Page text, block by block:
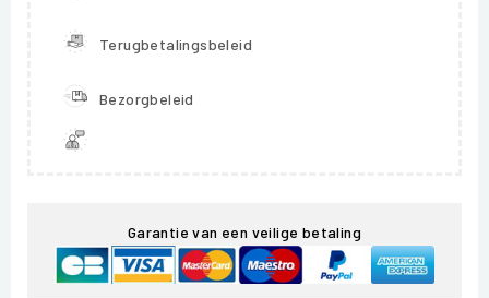
Terugbetalingsbeleid
Bezorgbeleid
Garantie van een veilige betaling